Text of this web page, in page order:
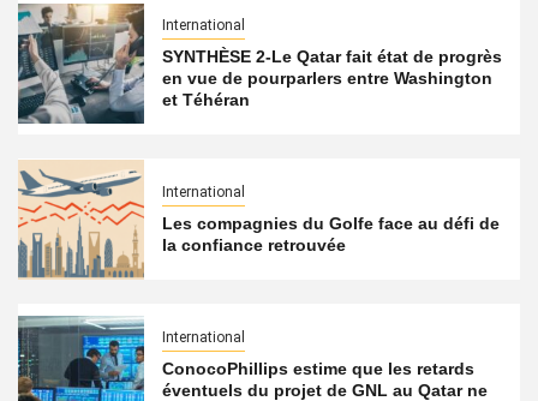
International
SYNTHÈSE 2-Le Qatar fait état de progrès
en vue de pourparlers entre Washington
et Téhéran
International
Les compagnies du Golfe face au défi de
la confiance retrouvée
International
ConocoPhillips estime que les retards
éventuels du projet de GNL au Qatar ne